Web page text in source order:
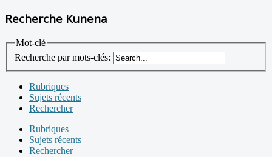
Recherche Kunena
Mot-clé
Recherche par mots-clés:
Rubriques
Sujets récents
Rechercher
Rubriques
Sujets récents
Rechercher